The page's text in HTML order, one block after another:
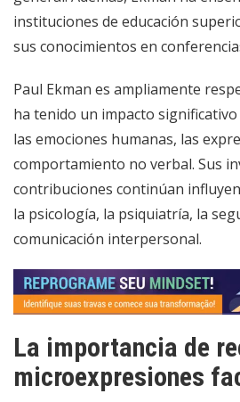
instituciones de educación
sus conocimientos en
Paul Ekman es ampliamente
ha tenido un impacto
las emociones humanas, las
comportamiento no verbal. Sus
contribuciones continúan
la psicología, la psiquiatría, la
comunicación interpersonal.
La importancia de
microexpresiones